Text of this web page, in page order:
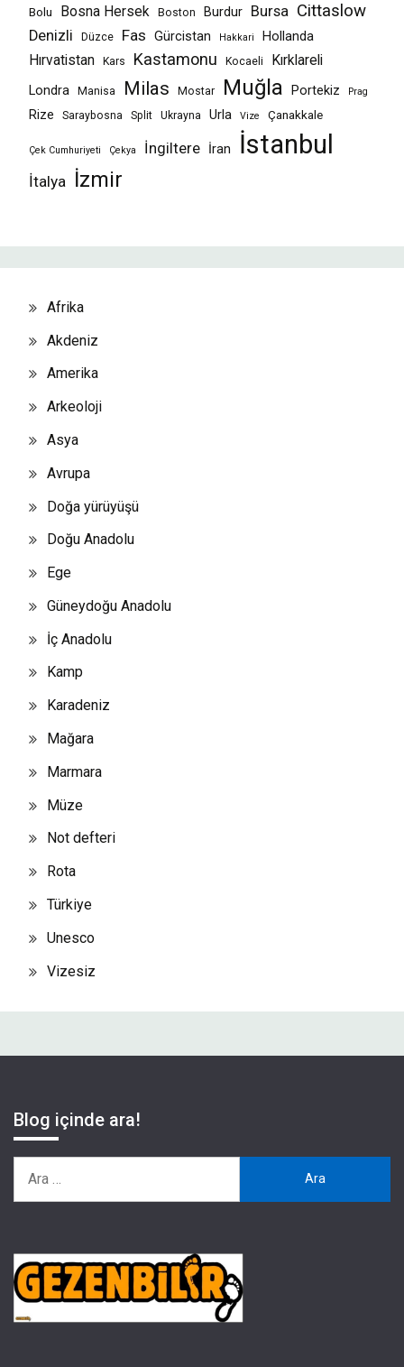
Bolu Bosna Hersek Boston Burdur Bursa Cittaslow
Denizli Düzce Fas Gürcistan Hakkari
Hollanda
Hırvatistan
Kars Kastamonu Kocaeli
Kırklareli
Londra
Manisa Milas Mostar Muğla Portekiz Prag
Rize Saraybosna Split Ukrayna Urla Vize Çanakkale
Çek Cumhuriyeti Çekya İngiltere İran İstanbul
İtalya İzmir
Afrika
Akdeniz
Amerika
Arkeoloji
Asya
Avrupa
Doğa yürüyüşü
Doğu Anadolu
Ege
Güneydoğu Anadolu
İç Anadolu
Kamp
Karadeniz
Mağara
Marmara
Müze
Not defteri
Rota
Türkiye
Unesco
Vizesiz
Blog içinde ara!